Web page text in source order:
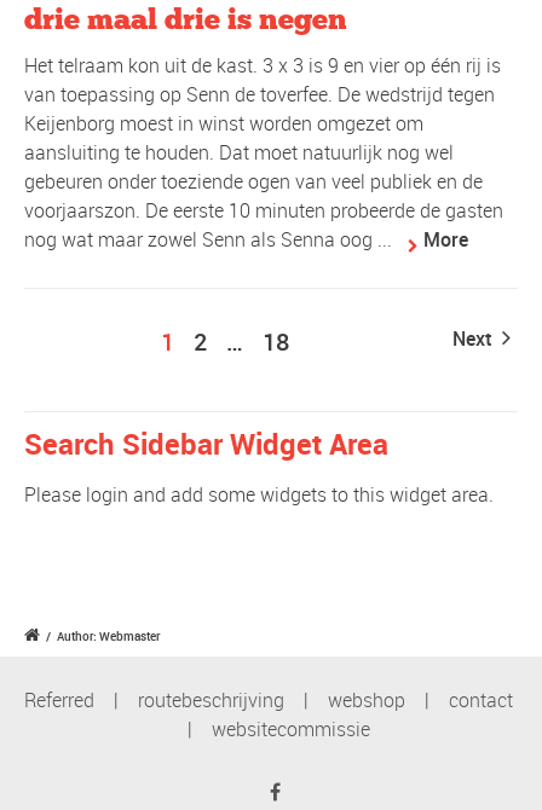
drie maal drie is negen
Het telraam kon uit de kast. 3 x 3 is 9 en vier op één rij is
van toepassing op Senn de toverfee. De wedstrijd tegen
Keijenborg moest in winst worden omgezet om
aansluiting te houden. Dat moet natuurlijk nog wel
gebeuren onder toeziende ogen van veel publiek en de
voorjaarszon. De eerste 10 minuten probeerde de gasten
nog wat maar zowel Senn als Senna oog ...
More
1 2 … 18 Next
Search Sidebar Widget Area
Please login and add some widgets to this widget area.
/ Author: Webmaster
Referred | routebeschrijving | webshop | contact
| websitecommissie